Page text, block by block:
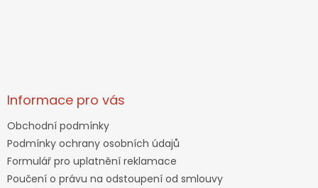
Informace pro vás
Obchodní podmínky
Podmínky ochrany osobních údajů
Formulář pro uplatnění reklamace
Poučení o právu na odstoupení od smlouvy